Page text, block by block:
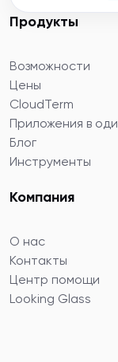
Продукты
Возможности
Цены
CloudTerm
Приложения в
Блог
Инструменты
Компания
О нас
Контакты
Центр помощи
Looking Glass